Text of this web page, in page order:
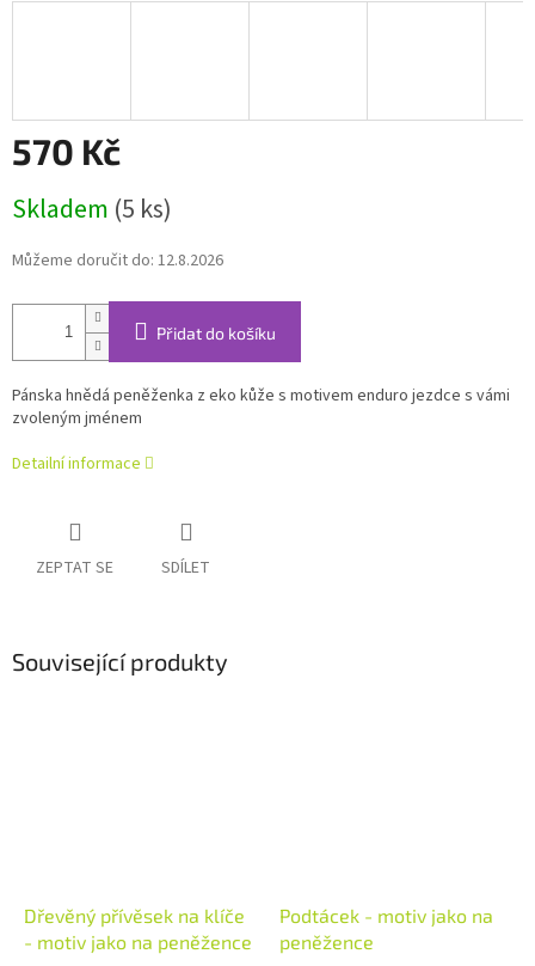
570 Kč
cena:
Skladem (5 ks)
Můžeme doručit do: 12.8.2026
Přidat do košíku
Pánska hnědá peněženka z eko kůže s motivem enduro jezdce s vámi
zvoleným jménem
Detailní informace
ZEPTAT SE SDÍLET
Související produkty
Dřevěný přívěsek na klíče
- motiv jako na peněžence
Podtácek - motiv jako na
peněžence